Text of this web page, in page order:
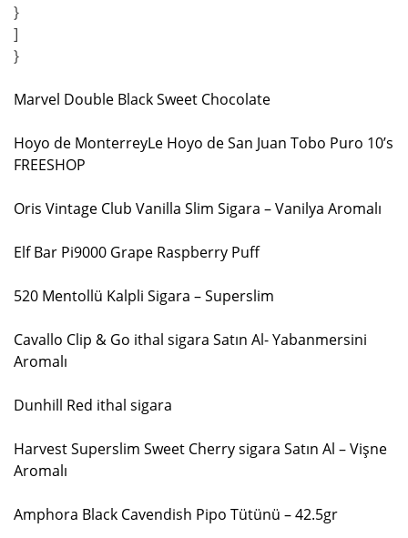
}
]
}
Marvel Double Black Sweet Chocolate
Hoyo de MonterreyLe Hoyo de San Juan Tobo Puro 10’s
FREESHOP
Oris Vintage Club Vanilla Slim Sigara – Vanilya Aromalı
Elf Bar Pi9000 Grape Raspberry Puff
520 Mentollü Kalpli Sigara – Superslim
Cavallo Clip & Go ithal sigara Satın Al- Yabanmersini
Aromalı
Dunhill Red ithal sigara
Harvest Superslim Sweet Cherry sigara Satın Al – Vişne
Aromalı
Amphora Black Cavendish Pipo Tütünü – 42.5gr